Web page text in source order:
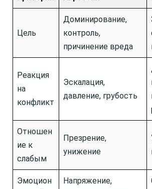
Цель
Доминирование,
контроль,
причинение вреда
Реакция
на
конфликт
Эскалация,
давление, грубость
Отношен
ие к
слабым
Презрение,
унижение
Эмоцион
Напряжение,